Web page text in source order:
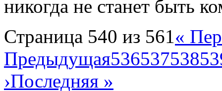
никогда не станет быть
Страница 540 из 561 «
Предыдущая536537538
›Последняя »